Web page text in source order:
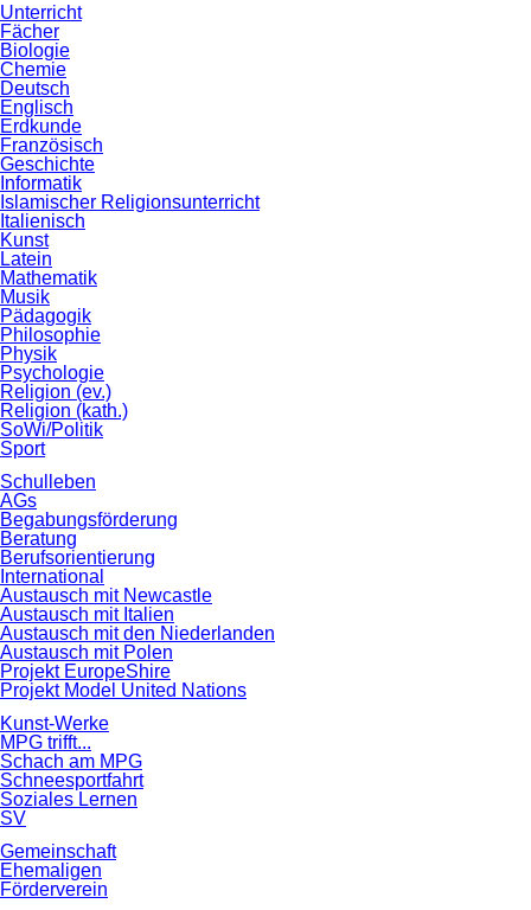
Unterricht
Fächer
Biologie
Chemie
Deutsch
Englisch
Erdkunde
Französisch
Geschichte
Informatik
Islamischer Religionsunterricht
Italienisch
Kunst
Latein
Mathematik
Musik
Pädagogik
Philosophie
Physik
Psychologie
Religion (ev.)
Religion (kath.)
SoWi/Politik
Sport
Schulleben
AGs
Begabungsförderung
Beratung
Berufsorientierung
International
Austausch mit Newcastle
Austausch mit Italien
Austausch mit den Niederlanden
Austausch mit Polen
Projekt EuropeShire
Projekt Model United Nations
Kunst-Werke
MPG trifft...
Schach am MPG
Schneesportfahrt
Soziales Lernen
SV
Gemeinschaft
Ehemaligen
Förderverein